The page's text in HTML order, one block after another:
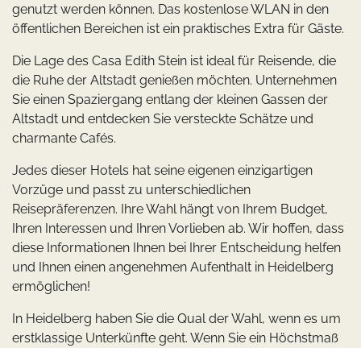
genutzt werden können. Das kostenlose WLAN in den
öffentlichen Bereichen ist ein praktisches Extra für Gäste.
Die Lage des Casa Edith Stein ist ideal für Reisende, die
die Ruhe der Altstadt genießen möchten. Unternehmen
Sie einen Spaziergang entlang der kleinen Gassen der
Altstadt und entdecken Sie versteckte Schätze und
charmante Cafés.
Jedes dieser Hotels hat seine eigenen einzigartigen
Vorzüge und passt zu unterschiedlichen
Reisepräferenzen. Ihre Wahl hängt von Ihrem Budget,
Ihren Interessen und Ihren Vorlieben ab. Wir hoffen, dass
diese Informationen Ihnen bei Ihrer Entscheidung helfen
und Ihnen einen angenehmen Aufenthalt in Heidelberg
ermöglichen!
In Heidelberg haben Sie die Qual der Wahl, wenn es um
erstklassige Unterkünfte geht. Wenn Sie ein Höchstmaß